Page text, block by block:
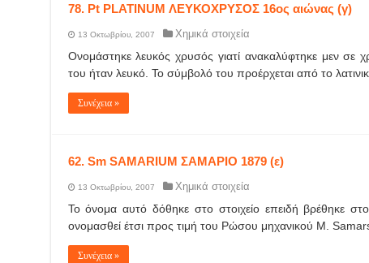
78. Pt PLATINUM ΛΕΥΚΟΧΡΥΣΟΣ 16ος αιώνας (γ)
13 Οκτωβρίου, 2007 Χημικά στοιχεία
Ονομάστηκε λευκός χρυσός γιατί ανακαλύφτηκε μεν
του ήταν λευκό. Το σύμβολό του προέρχεται από το
Συνέχεια »
62. Sm SAMARIUM ΣΑΜΑΡΙΟ 1879 (ε)
13 Οκτωβρίου, 2007 Χημικά στοιχεία
Το όνομα αυτό δόθηκε στο στοιχείο επειδή βρέθηκε
ονομασθεί έτσι προς τιμή του Ρώσου μηχανικού M.
Συνέχεια »